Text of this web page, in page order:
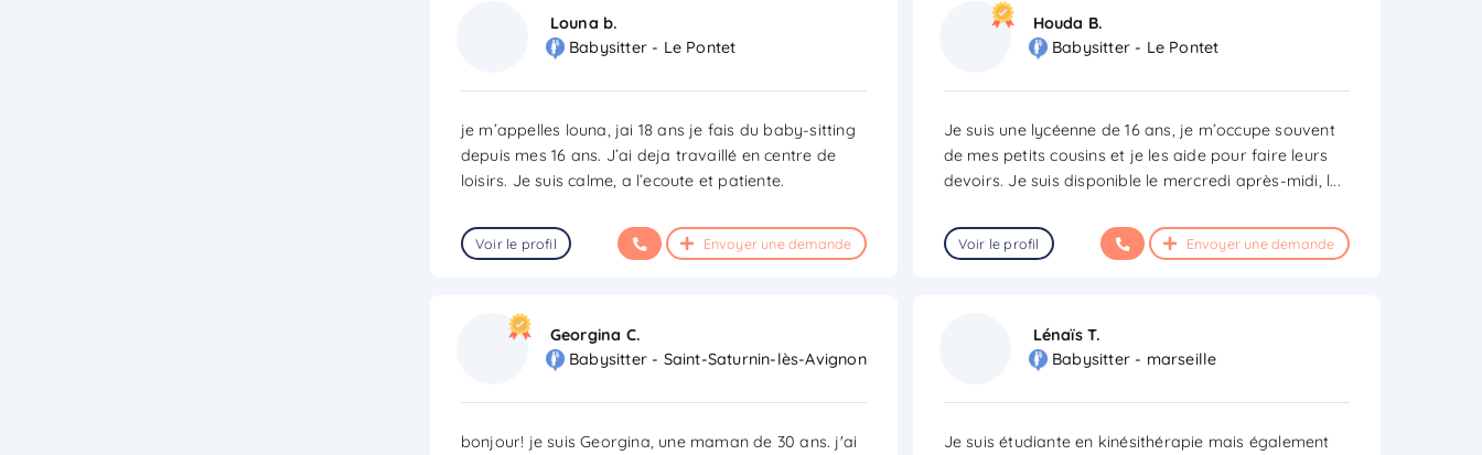
Louna b.
Babysitter - Le Pontet
je m’appelles louna, jai 18 ans je fais du baby-sitting
depuis mes 16 ans. J’ai deja travaillé en centre de
loisirs. Je suis calme, a l’ecoute et patiente.
Voir le profil Envoyer une demande
Houda B.
Babysitter - Le Pontet
Je suis une lycéenne de 16 ans, je m’occupe souvent
de mes petits cousins et je les aide pour faire leurs
devoirs. Je suis disponible le mercredi après-midi, l...
Voir le profil Envoyer une demande
Georgina C.
Babysitter - Saint-Saturnin-lès-Avignon
bonjour! je suis Georgina, une maman de 30 ans. j'ai
Lénaïs T.
Babysitter - marseille
Je suis étudiante en kinésithérapie mais également